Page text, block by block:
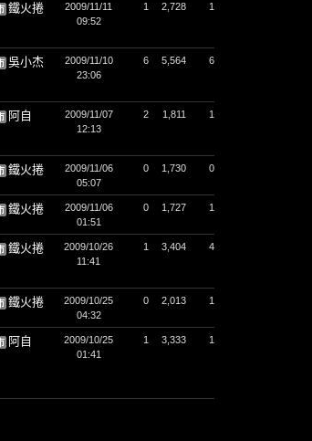
鐵火捲
2009/11/11
09:52
1 2,728 1
吳小杰
2009/11/10
23:06
6 5,564 6
阿自
2009/11/07
12:13
2 1,811 1
鐵火捲
2009/11/06
05:07
0 1,730 0
鐵火捲
2009/11/06
01:51
0 1,727 1
鐵火捲
2009/10/26
11:41
1 3,404 4
鐵火捲
2009/10/25
04:32
0 2,013 1
阿自
2009/10/25
01:41
1 3,333 1